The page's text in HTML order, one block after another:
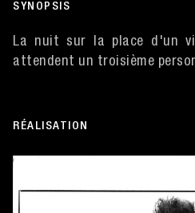
SYNOPSIS
La nuit sur la place d'un
attendent un troisième
RÉALISATION